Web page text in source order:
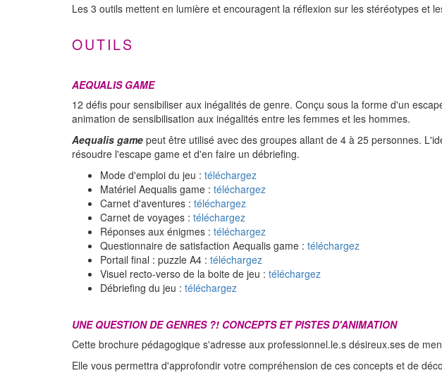
Les 3 outils mettent en lumière et encouragent la réflexion sur les stéréotypes et
OUTILS
AEQUALIS GAME
12 défis pour sensibiliser aux inégalités de genre. Conçu sous la forme d'un
animation de sensibilisation aux inégalités entre les femmes et les hommes.
Aequalis game peut être utilisé avec des groupes allant de 4 à 25 personnes.
résoudre l'escape game et d'en faire un débriefing.
Mode d'emploi du jeu : téléchargez
Matériel Aequalis game : téléchargez
Carnet d'aventures : téléchargez
Carnet de voyages : téléchargez
Réponses aux énigmes : téléchargez
Questionnaire de satisfaction Aequalis game : téléchargez
Portail final : puzzle A4 : téléchargez
Visuel recto-verso de la boite de jeu : téléchargez
Débriefing du jeu : téléchargez
UNE QUESTION DE GENRES ?! CONCEPTS ET PISTES D'ANIMATION
Cette brochure pédagogique s'adresse aux professionnel.le.s désireux.ses de
Elle vous permettra d'approfondir votre compréhension de ces concepts et de